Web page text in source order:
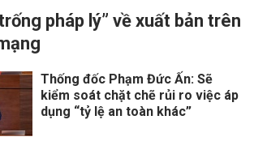
pháp lý” về xuất bản trên
Thống đốc Phạm Đức Ấn: Sẽ
kiểm soát chặt chẽ rủi ro việc áp
dụng “tỷ lệ an toàn khác”